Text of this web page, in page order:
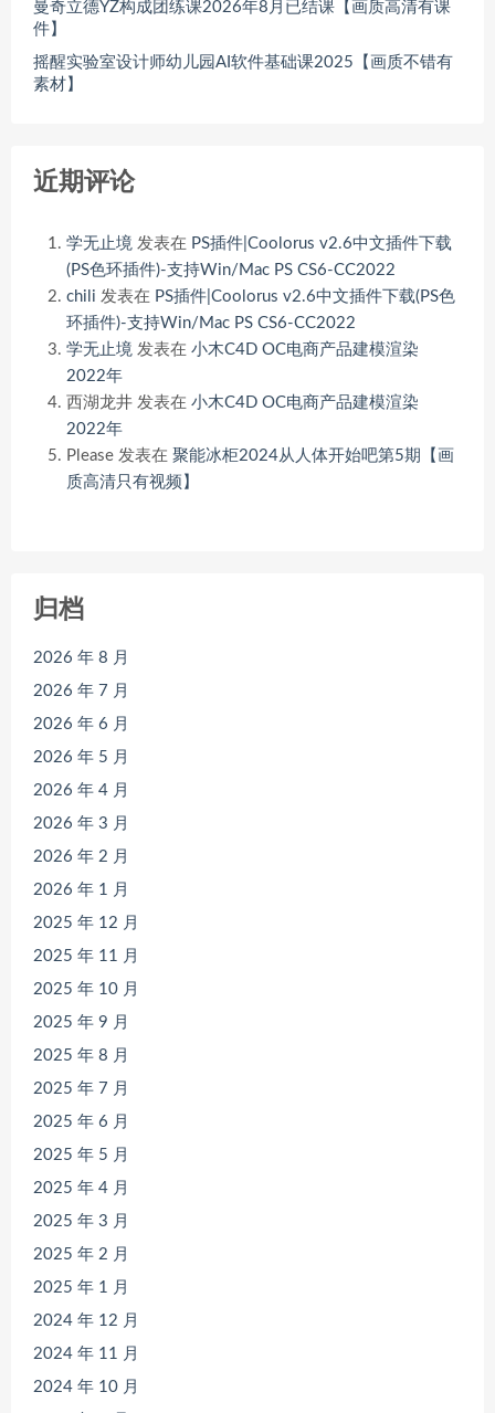
曼奇立德YZ构成团练课2026年8月已结课【画质高清有课
件】
摇醒实验室设计师幼儿园AI软件基础课2025【画质不错有
素材】
近期评论
学无止境 发表在 PS插件|Coolorus v2.6中文插件下载
(PS色环插件)-支持Win/Mac PS CS6-CC2022
chili 发表在 PS插件|Coolorus v2.6中文插件下载(PS色
环插件)-支持Win/Mac PS CS6-CC2022
学无止境 发表在 小木C4D OC电商产品建模渲染
2022年
西湖龙井 发表在 小木C4D OC电商产品建模渲染
2022年
Please 发表在 聚能冰柜2024从人体开始吧第5期【画
质高清只有视频】
归档
2026 年 8 月
2026 年 7 月
2026 年 6 月
2026 年 5 月
2026 年 4 月
2026 年 3 月
2026 年 2 月
2026 年 1 月
2025 年 12 月
2025 年 11 月
2025 年 10 月
2025 年 9 月
2025 年 8 月
2025 年 7 月
2025 年 6 月
2025 年 5 月
2025 年 4 月
2025 年 3 月
2025 年 2 月
2025 年 1 月
2024 年 12 月
2024 年 11 月
2024 年 10 月